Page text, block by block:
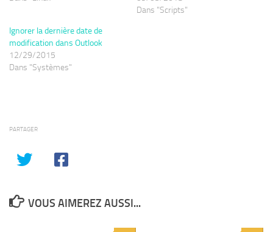
Dans "Scripts"
Ignorer la dernière date de
modification dans Outlook
12/29/2015
Dans "Systèmes"
PARTAGER
VOUS AIMEREZ AUSSI...